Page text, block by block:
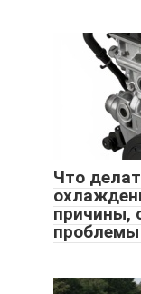
Что
причины,
проблемы